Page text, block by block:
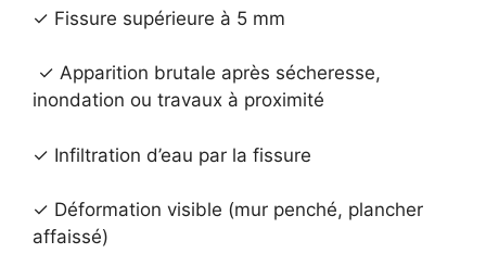
✓ Fissure supérieure à 5 mm
✓ Apparition brutale après sécheresse,
inondation ou travaux à proximité
✓ Infiltration d’eau par la fissure
✓ Déformation visible (mur penché, plancher
affaissé)